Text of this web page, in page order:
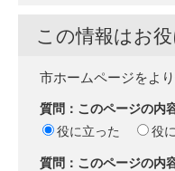
この情報はお
市ホームページをよ
質問：このページの内
役に立った
役
質問：このページの内